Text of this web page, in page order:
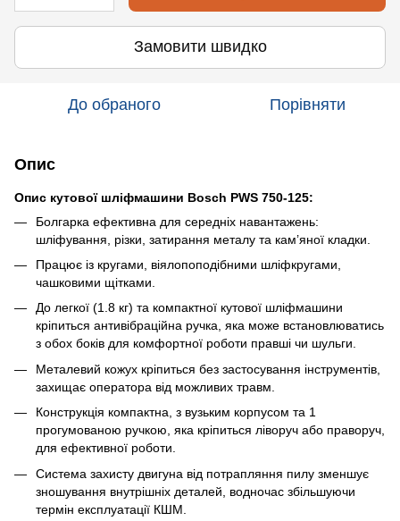
Замовити швидко
До обраного Порівняти
Опис
Опис кутової шліфмашини Bosch PWS 750-125:
Болгарка ефективна для середніх навантажень:
шліфування, різки, затирання металу та кам’яної кладки.
Працює із кругами, віялопоподібними шліфкругами,
чашковими щітками.
До легкої (1.8 кг) та компактної кутової шліфмашини
кріпиться антивібраційна ручка, яка може встановлюватись
з обох боків для комфортної роботи правші чи шульги.
Металевий кожух кріпиться без застосування інструментів,
захищає оператора від можливих травм.
Конструкція компактна, з вузьким корпусом та 1
прогумованою ручкою, яка кріпиться ліворуч або праворуч,
для ефективної роботи.
Система захисту двигуна від потрапляння пилу зменшує
зношування внутрішніх деталей, водночас збільшуючи
термін експлуатації КШМ.